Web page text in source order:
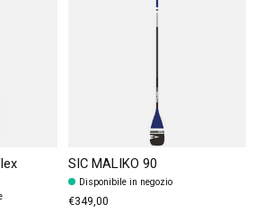
SIC MALIKO 90
Disponibile in negozio
€349,00